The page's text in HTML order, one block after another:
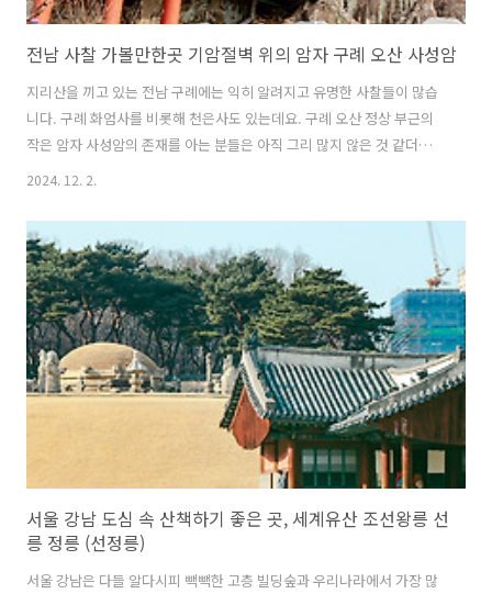
전남 사찰 가볼만한곳 기암절벽 위의 암자 구례 오산 사성암
지리산을 끼고 있는 전남 구례에는 익히 알려지고 유명한 사찰들이 많습
니다. 구례 화엄사를 비롯해 천은사도 있는데요. 구례 오산 정상 부근의
작은 암자 사성암의 존재를 아는 분들은 아직 그리 많지 않은 것 같더라
고요. 구례 오산 사성암은 아래에서 보면 수직 절벽 위에 세워져 있는 모
방문해보면 좋은 곳이예요. 국가명승지로도 지정이 된 곳이기도 하고, 또
한 이곳 사성암이 위치한 오산 정상 부근에서 내려다 보는 섬진강 주변의
경치도 좋아서 전남 가볼만한곳으로 추천드리는 곳입니다. 구례 오산 사
성암까지 가는 길구례 오산으로 오르는 길이 생각보다 좁고 가파른 편이
기도 하고 또한 사성암 바로 아래 주차장이 따로 마련되어 있기는 하지
만, 주차공간이 부족..
2024. 12. 2.
서울 강남 도심 속 산책하기 좋은 곳, 세계유산 조선왕릉 선
릉 정릉 (선정릉)
서울 강남은 다들 알다시피 빽빽한 고층 빌딩숲과 우리나라에서 가장 많